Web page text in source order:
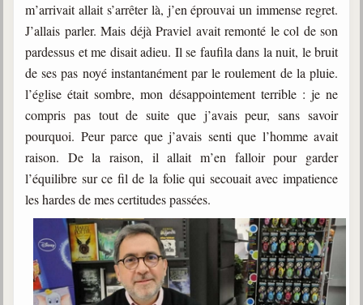
m’arrivait allait s’arrêter là, j’en éprouvai un immense regret.
J’allais parler. Mais déjà Praviel avait remonté le col de son
pardessus et me disait adieu. Il se faufila dans la nuit, le bruit
de ses pas noyé instantanément par le roulement de la pluie.
l’église était sombre, mon désappointement terrible : je ne
compris pas tout de suite que j’avais peur, sans savoir
pourquoi. Peur parce que j’avais senti que l’homme avait
raison. De la raison, il allait m’en falloir pour garder
l’équilibre sur ce fil de la folie qui secouait avec impatience
les hardes de mes certitudes passées.